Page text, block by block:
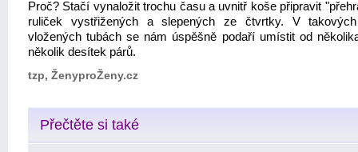
Proč? Stačí vynaložit trochu času a uvnitř koše připravit
ruliček vystřižených a slepených ze čtvrtky. V
vložených tubách se nám úspěšně podaří umístit od
několik desítek párů.
tzp, ŽenyproŽeny.cz
Přečtěte si také